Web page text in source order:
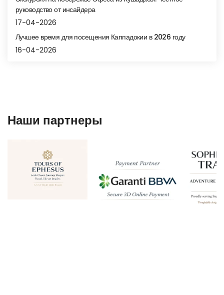
руководство от инсайдера
17-04-2026
Лучшее время для посещения Каппадокии в 2026 году
16-04-2026
Наши партнеры